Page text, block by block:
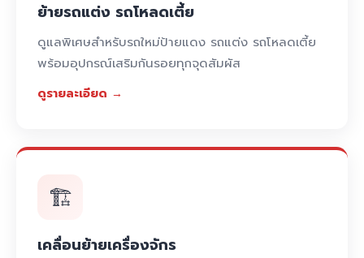
ย้ายรถแต่ง รถโหลดเตี้ย
ดูแลพิเศษสำหรับรถใหม่ป้ายแดง รถแต่ง รถโหลดเตี้ย
พร้อมอุปกรณ์เสริมกันรอยทุกจุดสัมผัส
ดูรายละเอียด →
🏗️
เคลื่อนย้ายเครื่องจักร